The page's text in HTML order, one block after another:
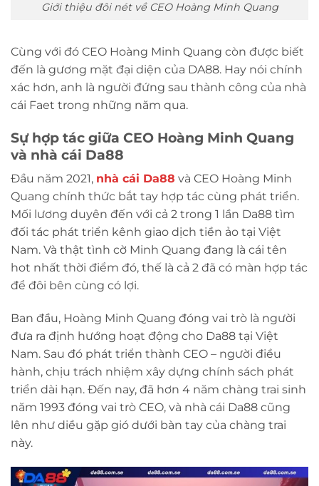
Giới thiệu đôi nét về CEO Hoàng Minh Quang
Cùng với đó CEO Hoàng Minh Quang còn được biết
đến là gương mặt đại diện của DA88. Hay nói chính
xác hơn, anh là người đứng sau thành công của nhà
cái Faet trong những năm qua.
Sự hợp tác giữa CEO Hoàng Minh Quang
và nhà cái Da88
Đầu năm 2021, nhà cái Da88 và CEO Hoàng Minh
Quang chính thức bắt tay hợp tác cùng phát triển.
Mối lương duyên đến với cả 2 trong 1 lần Da88 tìm
đối tác phát triển kênh giao dịch tiền ảo tại Việt
Nam. Và thật tình cờ Minh Quang đang là cái tên
hot nhất thời điểm đó, thế là cả 2 đã có màn hợp tác
để đôi bên cùng có lợi.
Ban đầu, Hoàng Minh Quang đóng vai trò là người
đưa ra định hướng hoạt động cho Da88 tại Việt
Nam. Sau đó phát triển thành CEO – người điều
hành, chịu trách nhiệm xây dựng chính sách phát
triển dài hạn. Đến nay, đã hơn 4 năm chàng trai sinh
năm 1993 đóng vai trò CEO, và nhà cái Da88 cũng
lên như diều gặp gió dưới bàn tay của chàng trai
này.